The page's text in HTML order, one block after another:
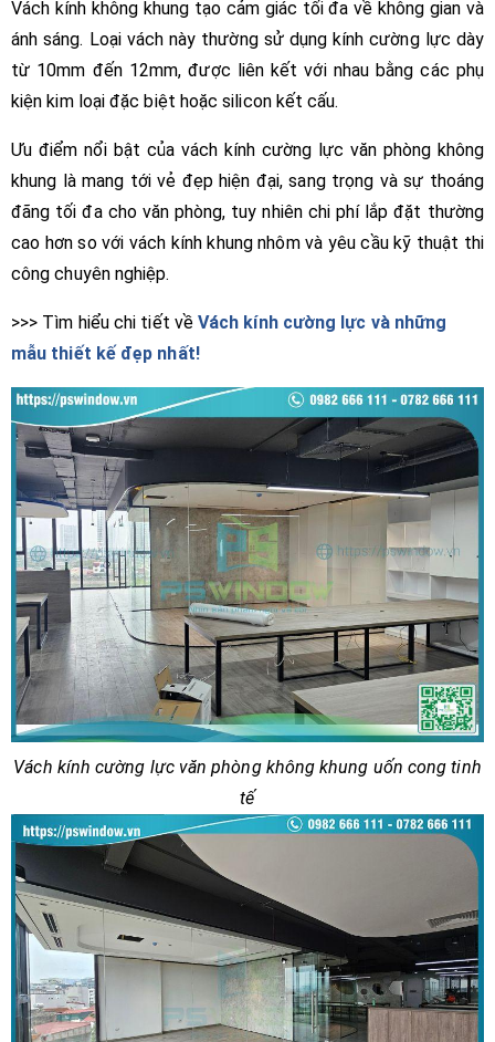
Vách kính không khung tạo cảm giác tối đa về không gian và
ánh sáng. Loại vách này thường sử dụng kính cường lực dày
từ 10mm đến 12mm, được liên kết với nhau bằng các phụ
kiện kim loại đặc biệt hoặc silicon kết cấu.
Ưu điểm nổi bật của vách kính cường lực văn phòng không
khung là mang tới vẻ đẹp hiện đại, sang trọng và sự thoáng
đãng tối đa cho văn phòng, tuy nhiên chi phí lắp đặt thường
cao hơn so với vách kính khung nhôm và yêu cầu kỹ thuật thi
công chuyên nghiệp.
>>> Tìm hiểu chi tiết về Vách kính cường lực và những
mẫu thiết kế đẹp nhất!
Vách kính cường lực văn phòng không khung uốn cong tinh
tế